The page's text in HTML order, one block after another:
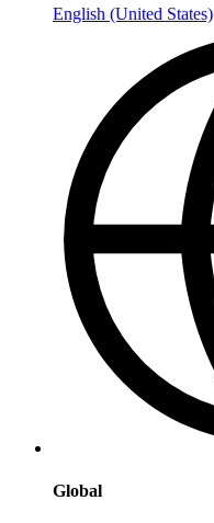
English (United States)
Global